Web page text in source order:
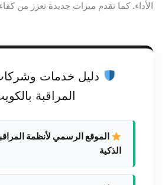
الأداء. كما تقدم ميزات جديدة تعزز من
دليل خدمات
المراقبة
الموقع الرسمي لأنظمة
الذكية